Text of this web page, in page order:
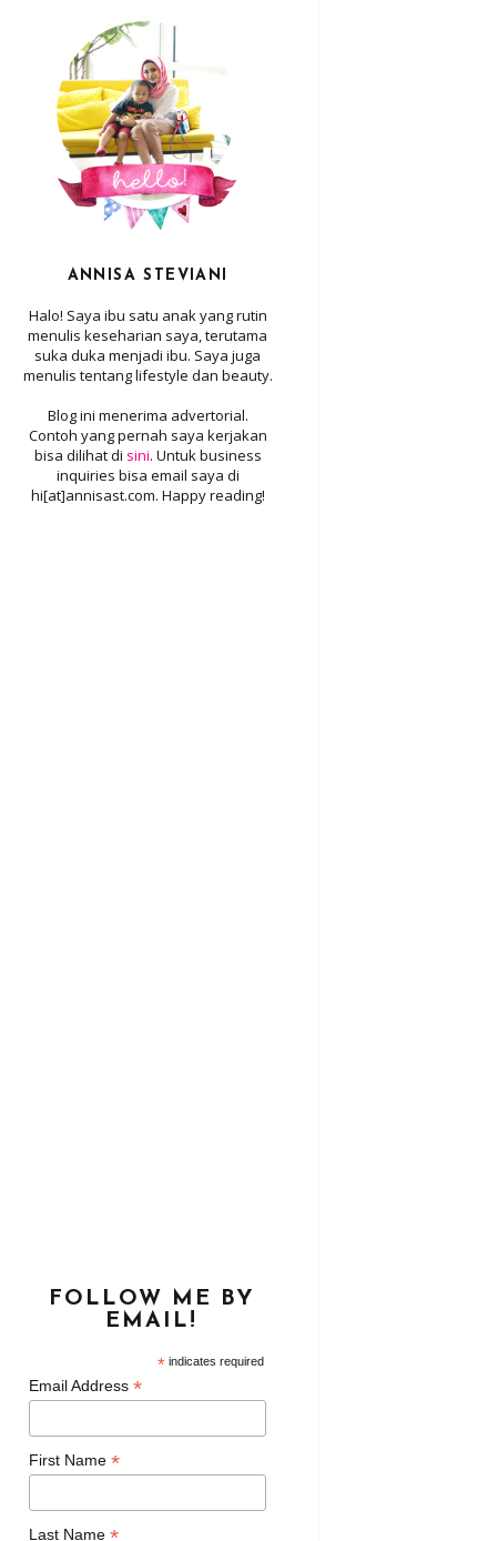
ANNISA STEVIANI
Halo! Saya ibu satu anak yang rutin
menulis keseharian saya, terutama
suka duka menjadi ibu. Saya juga
menulis tentang lifestyle dan beauty.
Blog ini menerima advertorial.
Contoh yang pernah saya kerjakan
bisa dilihat di sini. Untuk business
inquiries bisa email saya di
hi[at]annisast.com. Happy reading!
FOLLOW ME BY
EMAIL!
* indicates required
Email Address *
First Name *
Last Name